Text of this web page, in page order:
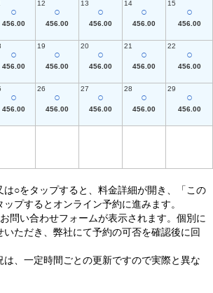
○
456.00
12
○
456.00
13
○
456.00
14
○
456.00
15
○
456.00
○
456.00
19
○
456.00
20
○
456.00
21
○
456.00
22
○
456.00
○
456.00
26
○
456.00
27
○
456.00
28
○
456.00
29
○
456.00
○をタップすると、料金詳細が開き、「この
プするとオンライン予約に進みます。
問い合わせフォームが表示されます。個別に
いただき、弊社にて予約の可否を確認後に回
、一定時間ごとの更新ですので実際と異な